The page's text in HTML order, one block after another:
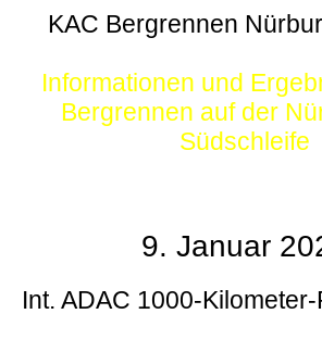
KAC Bergrennen
Informationen und
Bergrennen auf der
Südschleife
9. Januar
Int. ADAC 1000-